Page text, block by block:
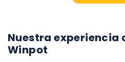
Nuestra experiencia
Winpot